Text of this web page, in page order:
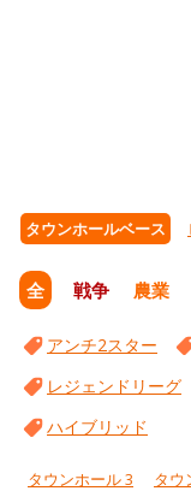
タウンホールベース
全 戦争 農業
アンチ2スター
レジェンドリーグ
ハイブリッド
タウンホール 3 タウ